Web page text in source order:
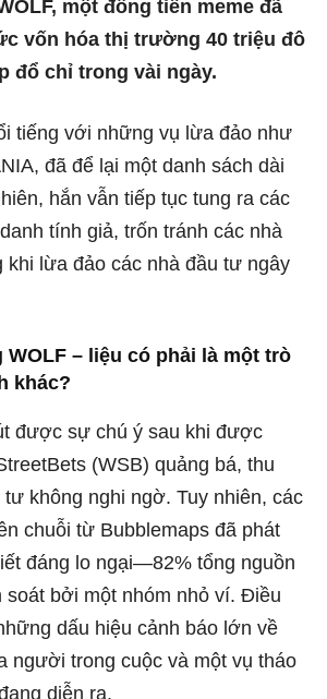
một đồng tiền meme đã
vốn hóa thị trường 40 triệu đô
đổ chỉ trong vài ngày.
tiếng với những vụ lừa đảo như
đã để lại một danh sách dài
hắn vẫn tiếp tục tung ra các
tính giả, trốn tránh các nhà
khi lừa đảo các nhà đầu tư ngây
WOLF – liệu có phải là một trò
khác?
được sự chú ý sau khi được
(WSB) quảng bá, thu
tư không nghi ngờ. Tuy nhiên, các
chuỗi từ Bubblemaps đã phát
đáng lo ngại—82% tổng nguồn
bởi một nhóm nhỏ ví. Điều
dấu hiệu cảnh báo lớn về
người trong cuộc và một vụ tháo
diễn ra.